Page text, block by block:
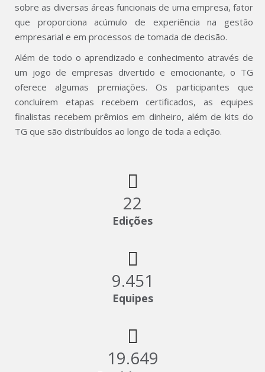
sobre as diversas áreas funcionais de uma empresa, fator
que proporciona acúmulo de experiência na gestão
empresarial e em processos de tomada de decisão.
Além de todo o aprendizado e conhecimento através de
um jogo de empresas divertido e emocionante, o TG
oferece algumas premiações. Os participantes que
concluírem etapas recebem certificados, as equipes
finalistas recebem prêmios em dinheiro, além de kits do
TG que são distribuídos ao longo de toda a edição.
22
Edições
9.466
Equipes
19.680